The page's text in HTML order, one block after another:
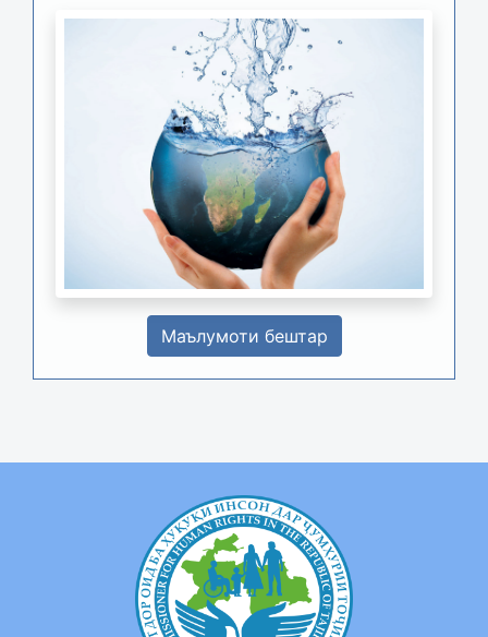
Маълумоти бештар